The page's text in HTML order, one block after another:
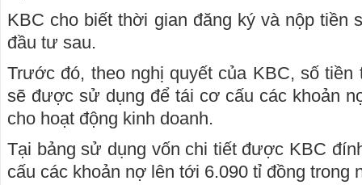
KBC cho biết thời gian đăng ký và nộp tiền
đầu tư sau.
Trước đó, theo nghị quyết của KBC, số
sẽ được sử dụng để tái cơ cấu các khoản
cho hoạt động kinh doanh.
Tại bảng sử dụng vốn chi tiết được KBC
cấu các khoản nợ lên tới 6.090 tỉ đồng trong